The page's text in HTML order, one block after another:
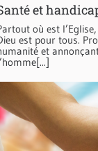
et
où est
est pour tous.
et